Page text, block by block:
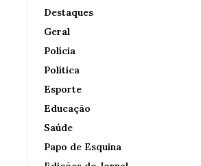
Destaques
Geral
Polícia
Política
Esporte
Educação
Saúde
Papo de Esquina